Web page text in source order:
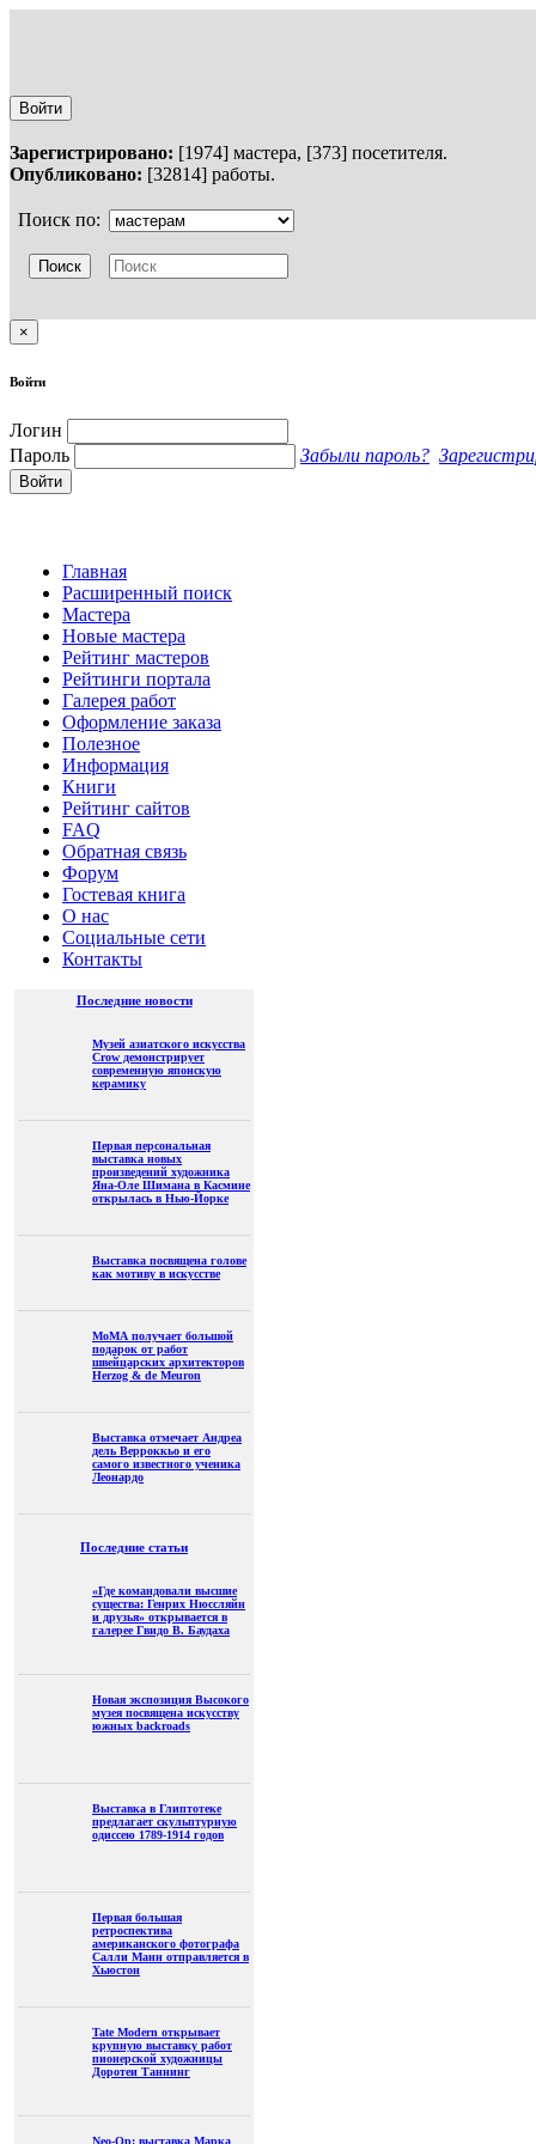
Войти
Зарегистрировано: [1974] мастера, [373] посетителя.
Опубликовано: [32814] работы.
Поиск по:
×
Войти
Логин
Пароль
Забыли пароль?
Войти
Главная
Расширенный поиск
Мастера
Новые мастера
Рейтинг мастеров
Рейтинги портала
Галерея работ
Оформление заказа
Полезное
Информация
Книги
Рейтинг сайтов
FAQ
Обратная связь
Форум
Гостевая книга
О нас
Социальные сети
Контакты
Последние новости
Музей азиатского искусства
Crow демонстрирует
современную японскую
керамику
Первая персональная
выставка новых
произведений художника
Яна-Оле Шимана в Касмине
открылась в Нью-Йорке
Выставка посвящена голове
как мотиву в искусстве
МоМА получает большой
подарок от работ
швейцарских архитекторов
Herzog & de Meuron
Выставка отмечает Андреа
дель Верроккьо и его
самого известного ученика
Леонардо
Последние статьи
«Где командовали высшие
существа: Генрих Нюссляйн
и друзья» открывается в
галерее Гвидо В. Баудаха
Новая экспозиция Высокого
музея посвящена искусству
южных backroads
Выставка в Глиптотеке
предлагает скульптурную
одиссею 1789-1914 годов
Первая большая
ретроспектива
американского фотографа
Салли Манн отправляется в
Хьюстон
Tate Modern открывает
крупную выставку работ
пионерской художницы
Доротеи Таннинг
Neo-Op: выставка Марка